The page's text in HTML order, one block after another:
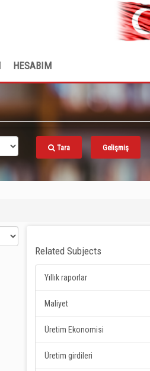
HESABIM
Tara Gelişmiş
Related Subjects
Yıllık raporlar
Maliyet
Üretim Ekonomisi
Üretim girdileri